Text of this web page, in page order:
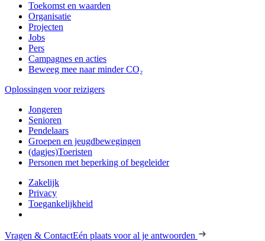
Toekomst en waarden
Organisatie
Projecten
Jobs
Pers
Campagnes en acties
Beweeg mee naar minder CO₂
Oplossingen voor reizigers
Jongeren
Senioren
Pendelaars
Groepen en jeugdbewegingen
(dagjes)Toeristen
Personen met beperking of begeleider
Zakelijk
Privacy
Toegankelijkheid
Vragen & ContactEén plaats voor al je antwoorden